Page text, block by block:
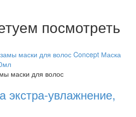
посмотреть
маски для волос
экстра-увлажнение,